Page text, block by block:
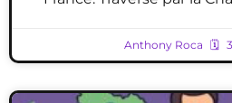
Anthony Roca